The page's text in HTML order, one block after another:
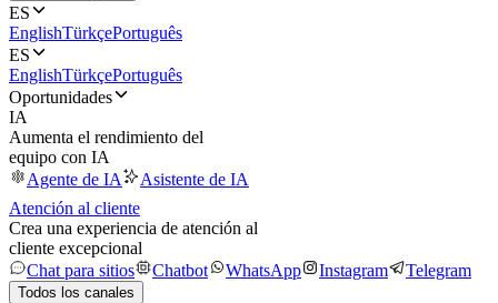
ES
EnglishTürkçePortuguês
ES
EnglishTürkçePortuguês
Oportunidades
IA
Aumenta el rendimiento del
equipo con IA
Agente de IA
Asistente de IA
Atención al cliente
Crea una experiencia de atención al
cliente excepcional
Chat para sitios
Chatbot WhatsApp Instagram Telegram
Todos los canales